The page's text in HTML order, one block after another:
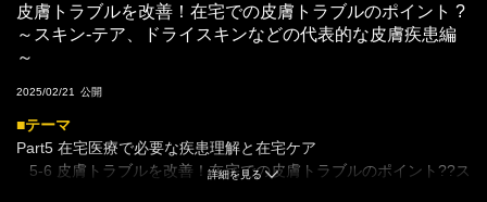
皮膚トラブルを改善！在宅での皮膚トラブルのポイント ?
～スキン-テア、ドライスキンなどの代表的な皮膚疾患編
～
2025/02/21
■テーマ
Part5 在宅医療で必要な疾患理解と在宅ケア
5-6 皮膚トラブルを改善！在宅での皮膚トラブルのポイント??ス
詳細を見る